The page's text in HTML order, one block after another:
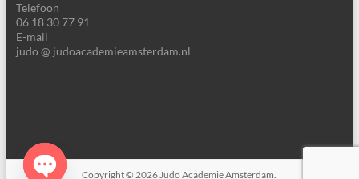
Telefoon
06 18 30 77 91
E-mail
judo @ judoacademieamsterdam.nl
Copyright © 2026Judo Academie Amsterdam.